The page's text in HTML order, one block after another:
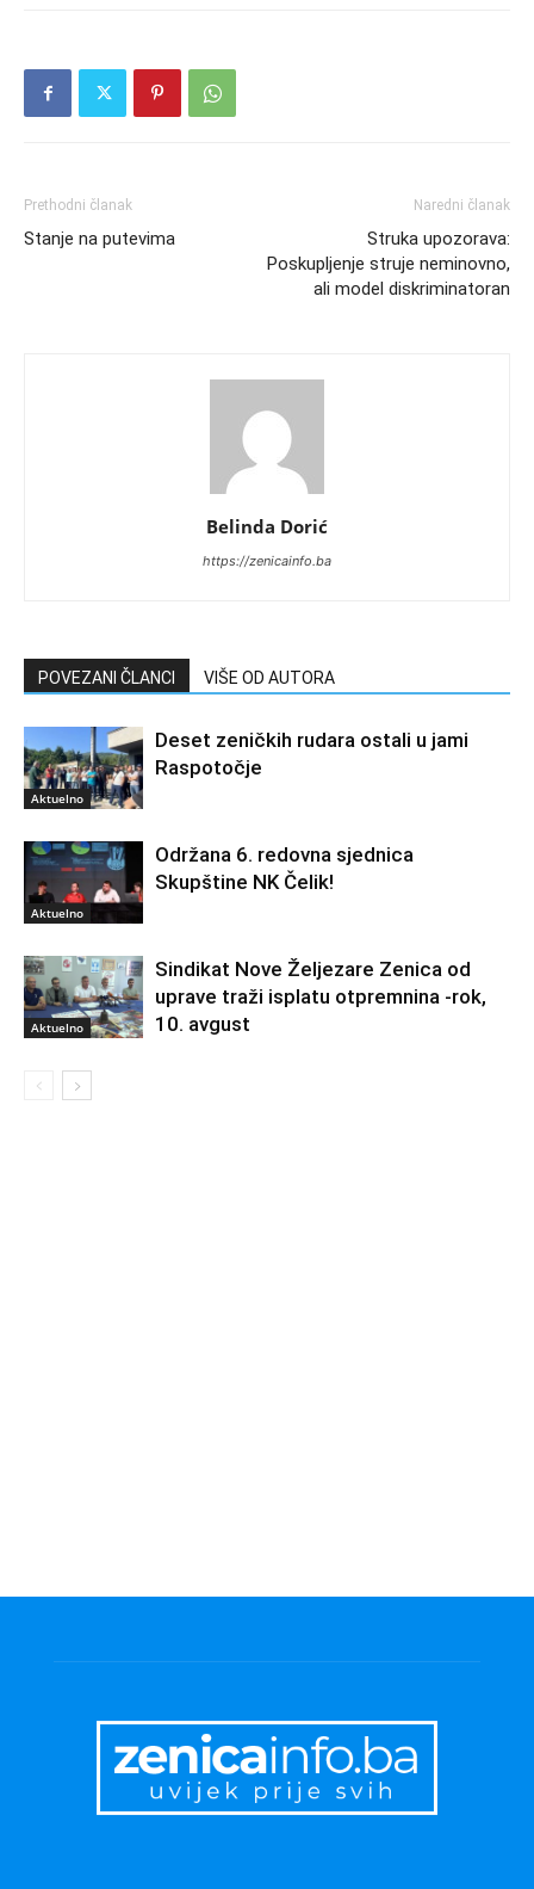
Prethodni članak
Stanje na putevima
Naredni članak
Struka upozorava:
Poskupljenje struje neminovno,
ali model diskriminatoran
Belinda Dorić
https://zenicainfo.ba
POVEZANI ČLANCI VIŠE OD AUTORA
Aktuelno
Deset zeničkih rudara ostali u jami
Raspotočje
Aktuelno
Održana 6. redovna sjednica
Skupštine NK Čelik!
Aktuelno
Sindikat Nove Željezare Zenica od
uprave traži isplatu otpremnina -rok,
10. avgust